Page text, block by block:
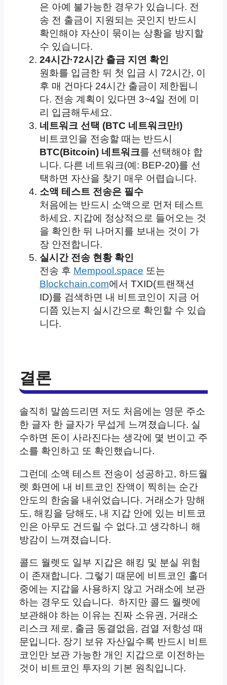
은 아예 불가능한 경우가 있습니다. 전
송 전 출금이 지원되는 곳인지 반드시
확인해야 자산이 묶이는 상황을 방지할
수 있습니다.
24시간·72시간 출금 지연 확인
원화를 입금한 뒤 첫 입금 시 72시간, 이
후 매 건마다 24시간 출금이 제한됩니
다. 전송 계획이 있다면 3~4일 전에 미
리 입금해두세요.
네트워크 선택 (BTC 네트워크만!)
비트코인을 전송할 때는 반드시
BTC(Bitcoin) 네트워크를 선택해야 합
니다. 다른 네트워크(예: BEP-20)를 선
택하면 자산을 찾기 매우 어렵습니다.
소액 테스트 전송은 필수
처음에는 반드시 소액으로 먼저 테스트
하세요. 지갑에 정상적으로 들어오는 것
을 확인한 뒤 나머지를 보내는 것이 가
장 안전합니다.
실시간 전송 현황 확인
전송 후 Mempool.space 또는
Blockchain.com에서 TXID(트랜잭션
ID)를 검색하면 내 비트코인이 지금 어
디쯤 있는지 실시간으로 확인할 수 있습
니다.
결론
솔직히 말씀드리면 저도 처음에는 영문 주소
한 글자 한 글자가 무섭게 느껴졌습니다. 실
수하면 돈이 사라진다는 생각에 몇 번이고 주
소를 확인하고 또 확인했습니다.
그런데 소액 테스트 전송이 성공하고, 하드월
렛 화면에 내 비트코인 잔액이 찍히는 순간
안도의 한숨을 내쉬었습니다. 거래소가 망해
도, 해킹을 당해도, 내 지갑 안에 있는 비트코
인은 아무도 건드릴 수 없다.고 생각하니 해
방감이 느껴졌습니다.
콜드 월렛도 일부 지갑은 해킹 및 분실 위험
이 존재합니다. 그렇기 때문에 비트코인 홀더
중에는 지갑을 사용하지 않고 거래소에 보관
하는 경우도 있습니다. 하지만 콜드 월렛에
보관해야 하는 이유는 진짜 소유권, 거래소
리스크 제로, 출금 동결없음, 검열 저항성 때
문입니다. 장기 보유 자산일수록 반드시 비트
코인만 보관 가능한 개인 지갑으로 이전하는
것이 비트코인 투자의 기본 원칙입니다.